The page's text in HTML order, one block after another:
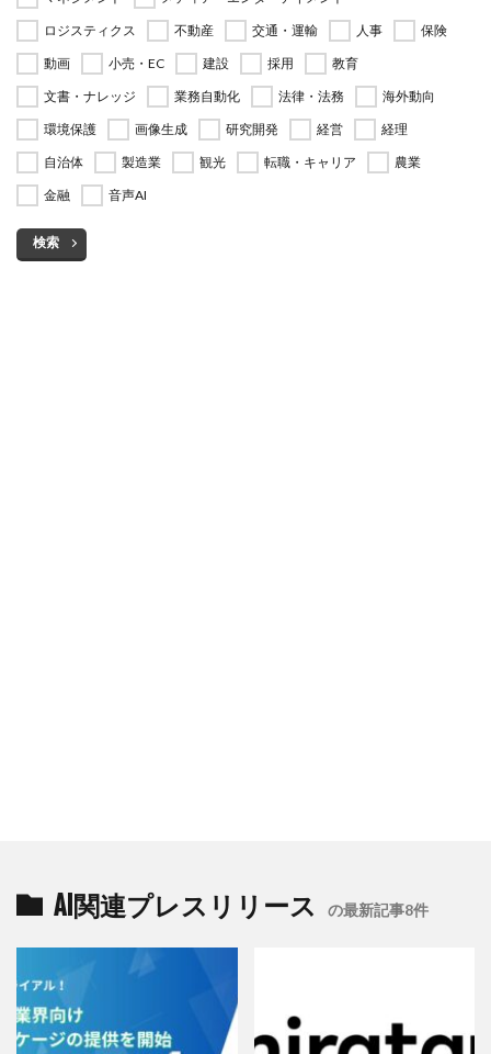
ロジスティクス
不動産 交通・運輸 人事
保険
動画
小売・EC 建設 採用
教育
文書・ナレッジ
業務自動化 法律・法務
海外動向
環境保護
画像生成 研究開発 経営
経理
自治体
製造業 観光 転職・キャリア
農業
金融
音声AI
検索
AI関連プレスリリース の最新記事8件